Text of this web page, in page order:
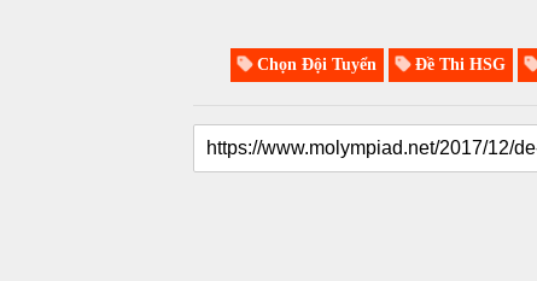
Chọn Đội Tuyển Đề Thi HSG